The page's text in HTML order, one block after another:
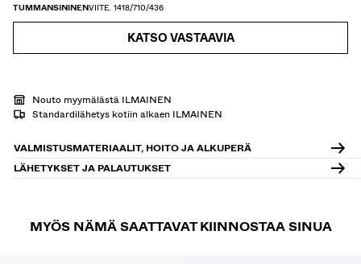
TUMMANSININENVIITE. 1418/710/436
KATSO VASTAAVIA
Nouto myymälästä ILMAINEN
Standardilähetys kotiin alkaen ILMAINEN
VALMISTUSMATERIAALIT, HOITO JA ALKUPERÄ
LÄHETYKSET JA PALAUTUKSET
MYÖS NÄMÄ SAATTAVAT KIINNOSTAA SINUA
SELLERS
LAHJAKORTTI NEWSLETTER OHJEET